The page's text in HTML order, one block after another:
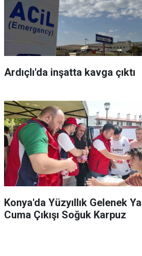
Ardıçlı'da inşatta kavga çıktı
Konya'da Yüzyıllık Gelenek
Cuma Çıkışı Soğuk Karpuz